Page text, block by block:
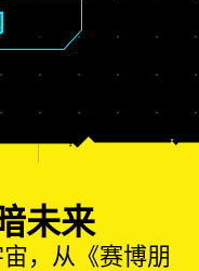
未来
，从《赛博朋